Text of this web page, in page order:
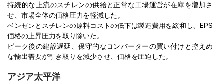
持続的な上流のスチレンの供給と正常な工場運営が在庫を増加さ
せ、市場全体の価格圧力を軽減した。
ベンゼンとスチレンの原料コストの低下は製造費用を緩和し、EPS
価格の上昇圧力を取り除いた。
ピーク後の建設遅延、保守的なコンバーターの買い付けと控えめ
な輸出需要が引き取りを減少させ、価格を圧迫した。
アジア太平洋